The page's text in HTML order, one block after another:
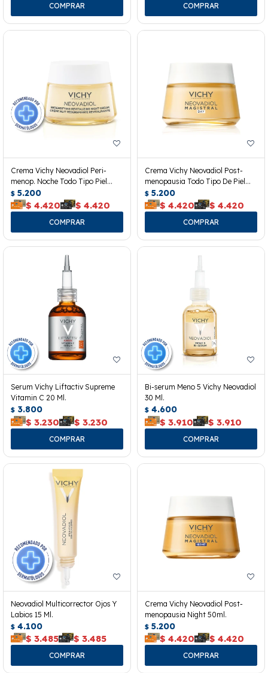
Crema Vichy Neovadiol Peri-
menop. Noche Todo Tipo Piel
50ml
$ 5.200
$ 4.420 $ 4.420
Crema Vichy Neovadiol Post-
menopausia Todo Tipo De Piel
50ml
$ 5.200
$ 4.420 $ 4.420
Serum Vichy Liftactiv Supreme
Vitamin C 20 Ml.
$ 3.800
$ 3.230 $ 3.230
Bi-serum Meno 5 Vichy Neovadiol
30 Ml.
$ 4.600
$ 3.910 $ 3.910
Neovadiol Multicorrector Ojos Y
Labios 15 Ml.
$ 4.100
$ 3.485 $ 3.485
Crema Vichy Neovadiol Post-
menopausia Night 50ml.
$ 5.200
$ 4.420 $ 4.420